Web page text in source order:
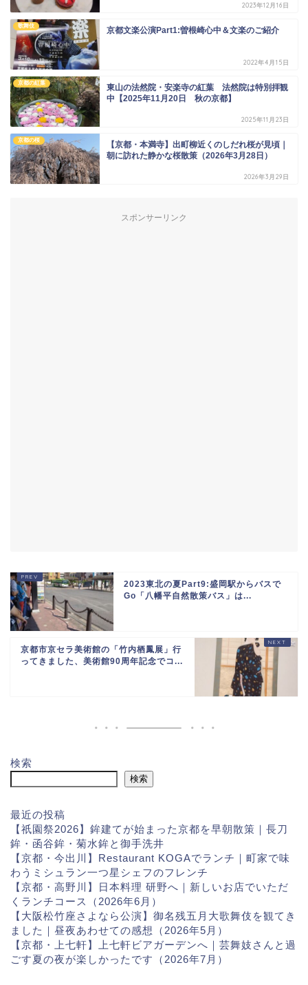
2023年12月16日
歌舞伎 京都文楽公演Part1:曽根崎心中＆文楽のご紹介
2022年4月15日
京都の紅葉
東山の法然院・安楽寺の紅葉 法然院は特別拝観
中【2025年11月20日 秋の京都】
2025年11月23日
京都の桜
【京都・本満寺】出町柳近くのしだれ桜が見頃｜
朝に訪れた静かな桜散策（2026年3月28日）
2026年3月29日
スポンサーリンク
2023東北の夏Part9:盛岡駅からバスで
Go「八幡平自然散策バス」は...
京都市京セラ美術館の「竹内栖鳳展」行
ってきました、美術館90周年記念でコ...
検索
検索
最近の投稿
【祇園祭2026】鉾建てが始まった京都を早朝散策｜長刀
鉾・函谷鉾・菊水鉾と御手洗井
【京都・今出川】Restaurant KOGAでランチ｜町家で味
わうミシュラン一つ星シェフのフレンチ
【京都・高野川】日本料理 研野へ｜新しいお店でいただ
くランチコース（2026年6月）
【大阪松竹座さよなら公演】御名残五月大歌舞伎を観てき
ました｜昼夜あわせての感想（2026年5月）
【京都・上七軒】上七軒ビアガーデンへ｜芸舞妓さんと過
ごす夏の夜が楽しかったです（2026年7月）